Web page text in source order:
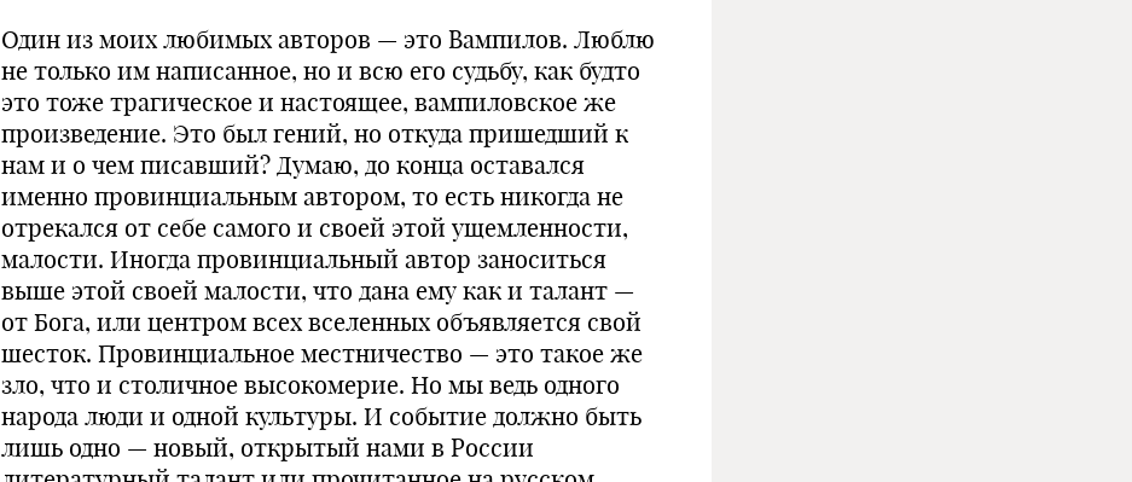
Один из моих любимых авторов — это Вампилов. Люблю
не только им написанное, но и всю его судьбу, как будто
это тоже трагическое и настоящее, вампиловское же
произведение. Это был гений, но откуда пришедший к
нам и о чем писавший? Думаю, до конца оставался
именно провинциальным автором, то есть никогда не
отрекался от себе самого и своей этой ущемленности,
малости. Иногда провинциальный автор заноситься
выше этой своей малости, что дана ему как и талант —
от Бога, или центром всех вселенных объявляется свой
шесток. Провинциальное местничество — это такое же
зло, что и столичное высокомерие. Но мы ведь одного
народа люди и одной культуры. И событие должно быть
лишь одно — новый, открытый нами в России